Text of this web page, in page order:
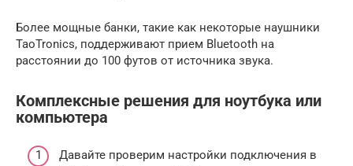
Более мощные банки, такие как некоторые наушники
TaoTronics, поддерживают прием Bluetooth на
расстоянии до 100 футов от источника звука.
Комплексные решения для ноутбука или
компьютера
Давайте проверим настройки подключения в